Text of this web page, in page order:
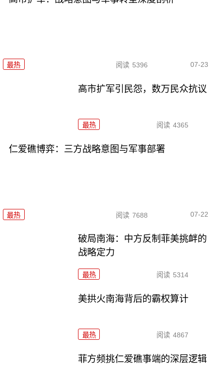
最热 阅读 5396 07-23
高市扩军引民怨，数万民众抗议
最热 阅读 4365
仁爱礁博弈：三方战略意图与军事部署
最热 阅读 7688 07-22
破局南海：中方反制菲美挑衅的
战略定力
最热 阅读 5314
美拱火南海背后的霸权算计
最热 阅读 4867
菲方频挑仁爱礁事端的深层逻辑